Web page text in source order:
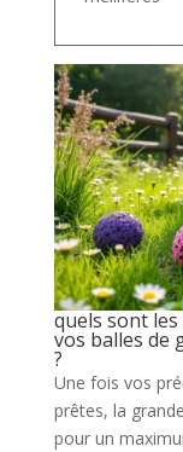
quels sont
vos balles de
?
Une fois vos
prêtes, la
pour un